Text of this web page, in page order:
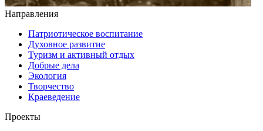
Направления
Патриотическое воспитание
Духовное развитие
Туризм и активный отдых
Добрые дела
Экология
Творчество
Краеведение
Проекты